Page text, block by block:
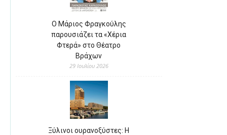
Ο Μάριος Φραγκούλης
παρουσιάζει τα «Χέρια
Φτερά» στο Θέατρο
Βράχων
29 Ιουλίου 2026
Ξύλινοι ουρανοξύστες: Η